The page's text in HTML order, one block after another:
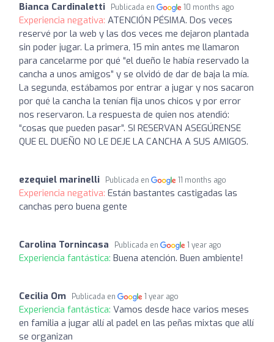
Bianca Cardinaletti Publicada en 10 months ago
Experiencia negativa: ATENCIÓN PÉSIMA. Dos veces
reservé por la web y las dos veces me dejaron plantada
sin poder jugar. La primera, 15 min antes me llamaron
para cancelarme por qué “el dueño le había reservado la
cancha a unos amigos” y se olvidó de dar de baja la mía.
La segunda, estábamos por entrar a jugar y nos sacaron
por qué la cancha la tenían fija unos chicos y por error
nos reservaron. La respuesta de quien nos atendió:
“cosas que pueden pasar”. SI RESERVAN ASEGÚRENSE
QUE EL DUEÑO NO LE DEJE LA CANCHA A SUS AMIGOS.
ezequiel marinelli Publicada en 11 months ago
Experiencia negativa: Están bastantes castigadas las
canchas pero buena gente
Carolina Tornincasa Publicada en 1 year ago
Experiencia fantástica: Buena atención. Buen ambiente!
Cecilia Om Publicada en 1 year ago
Experiencia fantástica: Vamos desde hace varios meses
en familia a jugar allí al padel en las peñas mixtas que allí
se organizan